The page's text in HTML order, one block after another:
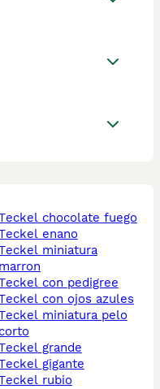
teckel chocolate fuego
teckel enano
marron
teckel con pedigree
teckel con ojos azules
pelo
corto
teckel grande
teckel gigante
teckel rubio